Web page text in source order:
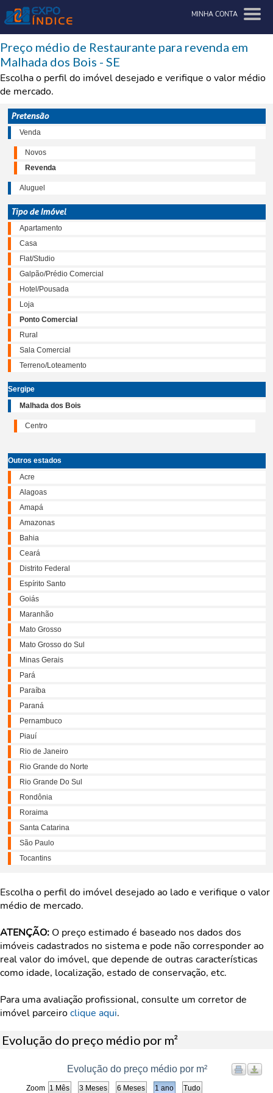
MINHA CONTA
Preço médio de Restaurante para revenda em
Malhada dos Bois - SE
Escolha o perfil do imóvel desejado e verifique o valor médio
de mercado.
Pretensão
Venda
Novos
Revenda
Aluguel
Tipo de Imóvel
Apartamento
Casa
Flat/Studio
Galpão/Prédio Comercial
Hotel/Pousada
Loja
Ponto Comercial
Rural
Sala Comercial
Terreno/Loteamento
Sergipe
Malhada dos Bois
Centro
Outros estados
Acre
Alagoas
Amapá
Amazonas
Bahia
Ceará
Distrito Federal
Espírito Santo
Goiás
Maranhão
Mato Grosso
Mato Grosso do Sul
Minas Gerais
Pará
Paraíba
Paraná
Pernambuco
Piauí
Rio de Janeiro
Rio Grande do Norte
Rio Grande Do Sul
Rondônia
Roraima
Santa Catarina
São Paulo
Tocantins
Escolha o perfil do imóvel desejado ao lado e verifique o valor
médio de mercado.
ATENÇÃO: O preço estimado é baseado nos dados dos
imóveis cadastrados no sistema e pode não corresponder ao
real valor do imóvel, que depende de outras características
como idade, localização, estado de conservação, etc.
Para uma avaliação profissional, consulte um corretor de
imóvel parceiroclique aqui.
Evolução do preço médio por m²
Zoom
Evolução do preço médio por m²
1 Mês 3 Meses 6 Meses 1 ano Tudo